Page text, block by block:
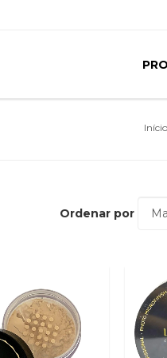
Início
Ordenar por